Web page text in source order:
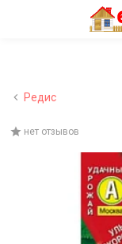
Редис
нет отзывов